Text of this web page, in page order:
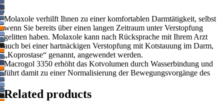
Molaxole verhilft Ihnen zu einer komfortablen Darmtätigkeit, selbst
wenn Sie bereits über einen langen Zeitraum unter Verstopfung
gelitten haben. Molaxole kann nach Rücksprache mit Ihrem Arzt
auch bei einer hartnäckigen Verstopfung mit Kotstauung im Darm,
„Koprostase“ genannt, angewendet werden.
Macrogol 3350 erhöht das Kotvolumen durch Wasserbindung und
führt damit zu einer Normalisierung der Bewegungsvorgänge des
Dickdarms.
Related products